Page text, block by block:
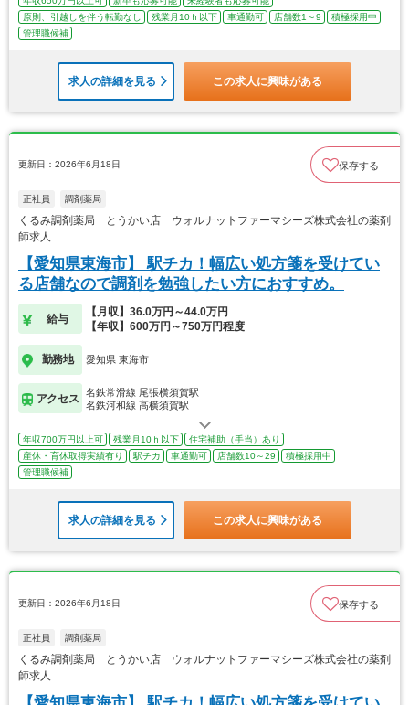
原則、引越しを伴う転勤なし
残業月10ｈ以下 車通勤可 店舗数1～9
積極採用中
管理職候補
求人の詳細を見る この求人に興味がある
更新日：2026年6月18日 保存する
正社員 調剤薬局
くるみ調剤薬局 とうかい店 ウォルナットファーマシーズ株式会社の薬剤
師求人
【愛知県東海市】 駅チカ！幅広い処方箋を受けてい
る店舗なので調剤を勉強したい方におすすめ。
給与
【月収】36.0万円～44.0万円
【年収】600万円～750万円程度
勤務地 愛知県 東海市
アクセス
名鉄常滑線 尾張横須賀駅
名鉄河和線 高横須賀駅
年収700万円以上可 残業月10ｈ以下
住宅補助（手当）あり
産休・育休取得実績有り
駅チカ 車通勤可 店舗数10～29
積極採用中
管理職候補
求人の詳細を見る この求人に興味がある
更新日：2026年6月18日 保存する
正社員 調剤薬局
くるみ調剤薬局 とうかい店 ウォルナットファーマシーズ株式会社の薬剤
師求人